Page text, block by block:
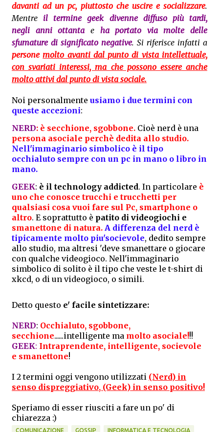
davanti ad un pc, piuttosto che uscire e socializzare.
Mentre il termine geek divenne diffuso più tardi,
negli anni ottanta eha portato via molte delle
sfumature di significato negative. Si riferisce infatti a
persone molto avanti dal punto di vista intellettuale,
con svariati interessi, ma che possono essere anche
molto attivi dal punto di vista sociale.
Noi personalmente usiamo i due termini con
queste accezioni:
NERD: è secchione, sgobbone. Cioè nerd è una
persona asociale perchè dedita allo studio.
Nell'immaginario simbolico è il tipo
occhialuto sempre con un pc in mano o libro in
mano.
GEEK: è il technology addicted. In particolare è
uno che conosce trucchi e trucchetti per
qualsiasi cosa vuoi fare sul Pc, smartphone o
altro. E soprattutto è patito di videogiochi e
smanettone di natura. A differenza del nerd è
tipicamente molto piu'socievole, dedito sempre
allo studio, ma altresi 'deve smanettare o giocare
con qualche videogioco. Nell'immaginario
simbolico di solito è il tipo che veste le t-shirt di
xkcd, o di un videogioco, o simili.
Detto questo e' facile sintetizzare:
NERD: Occhialuto, sgobbone,
secchione......intelligente ma molto asociale!!!
GEEK: Intraprendente, intelligente, socievole
e smanettone!
I 2 termini oggi vengono utilizzati (Nerd) in
senso dispreggiativo, (Geek) in senso positivo!
Speriamo di esser riusciti a fare un po' di
chiarezza :)
COMUNICAZIONE GOSSIP INFORMATICA E TECNOLOGIA